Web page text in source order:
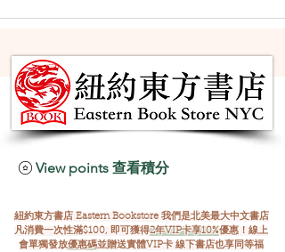
View points 查看積分
紐約東方書店 Eastern Bookstore 我們是北美最大中文書店
凡消費一次性滿$100, 即可獲得2年VIP卡享10%優惠！線上
會單獨發放優惠碼並贈送實體VIP卡 線下書店也享同等福